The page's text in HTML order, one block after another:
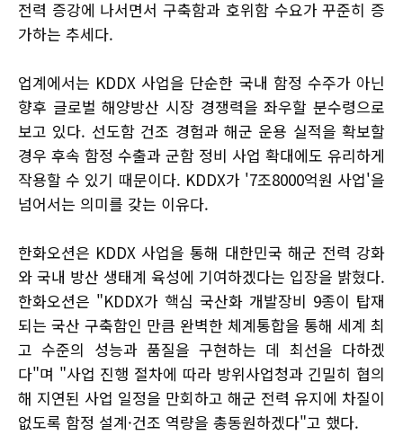
전력 증강에 나서면서 구축함과 호위함 수요가 꾸준히 증
가하는 추세다.
업계에서는 KDDX 사업을 단순한 국내 함정 수주가 아닌
향후 글로벌 해양방산 시장 경쟁력을 좌우할 분수령으로
보고 있다. 선도함 건조 경험과 해군 운용 실적을 확보할
경우 후속 함정 수출과 군함 정비 사업 확대에도 유리하게
작용할 수 있기 때문이다. KDDX가 '7조8000억원 사업'을
넘어서는 의미를 갖는 이유다.
한화오션은 KDDX 사업을 통해 대한민국 해군 전력 강화
와 국내 방산 생태계 육성에 기여하겠다는 입장을 밝혔다.
한화오션은 "KDDX가 핵심 국산화 개발장비 9종이 탑재
되는 국산 구축함인 만큼 완벽한 체계통합을 통해 세계 최
고 수준의 성능과 품질을 구현하는 데 최선을 다하겠
다"며 "사업 진행 절차에 따라 방위사업청과 긴밀히 협의
해 지연된 사업 일정을 만회하고 해군 전력 유지에 차질이
없도록 함정 설계·건조 역량을 총동원하겠다"고 했다.